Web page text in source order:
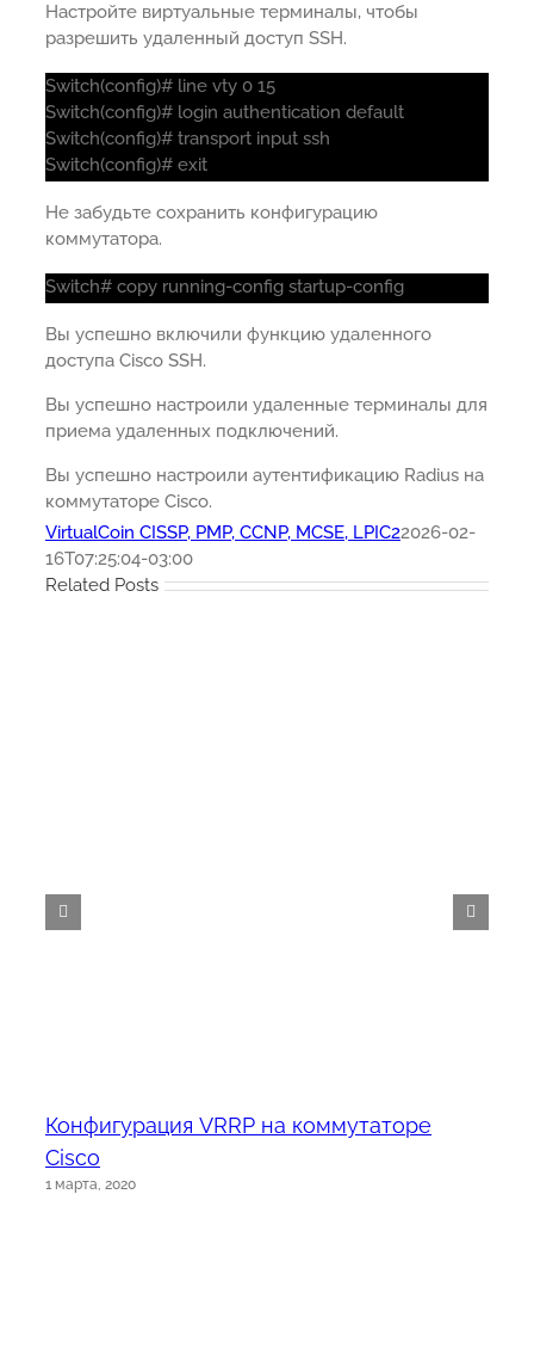
Настройте виртуальные терминалы, чтобы
разрешить удаленный доступ SSH.
Switch(config)# line vty 0 15
Switch(config)# login authentication default
Switch(config)# transport input ssh
Switch(config)# exit
Не забудьте сохранить конфигурацию
коммутатора.
Switch# copy running-config startup-config
Вы успешно включили функцию удаленного
доступа Cisco SSH.
Вы успешно настроили удаленные терминалы для
приема удаленных подключений.
Вы успешно настроили аутентификацию Radius на
коммутаторе Cisco.
VirtualCoin CISSP, PMP, CCNP, MCSE, LPIC22026-02-
16T07:25:04-03:00
Related Posts
Конфигурация VRRP на коммутаторе
Cisco
1 марта, 2020